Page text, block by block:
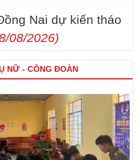
Nai dự kiến tháo
08/2026)
NỮ - CÔNG ĐOÀN